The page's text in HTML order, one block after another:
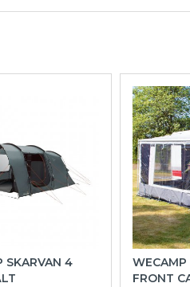
SKARVAN 4
FRONT